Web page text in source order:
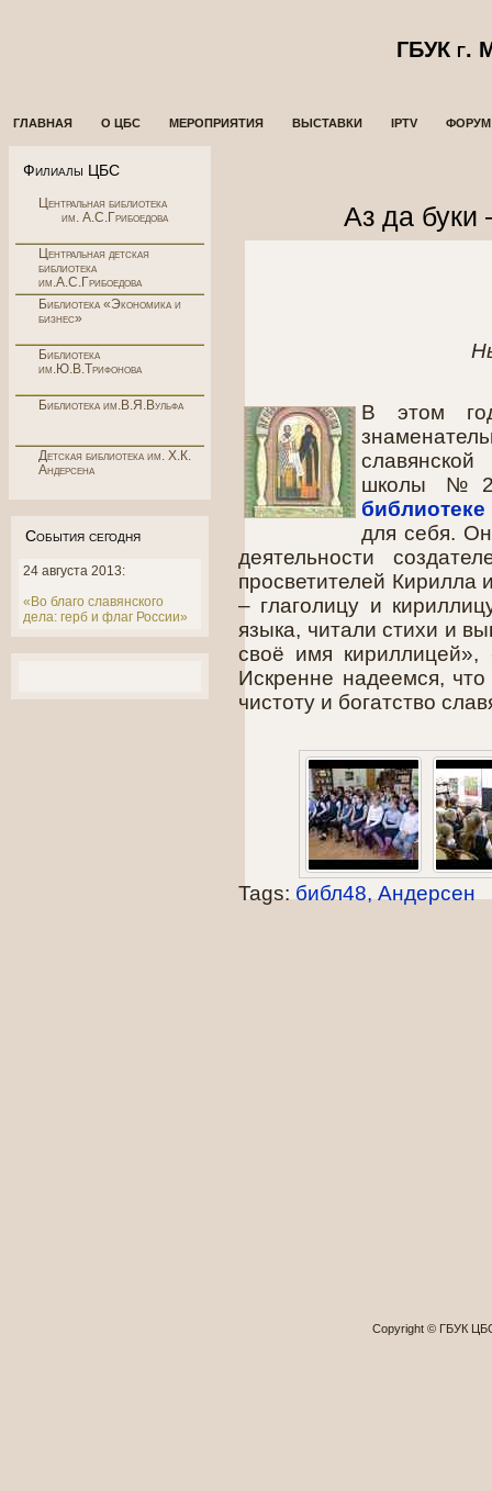
ГБУК г.
ГЛАВНАЯ О ЦБС МЕРОПРИЯТИЯ ВЫСТАВКИ IPTV ФОРУМ
Филиалы ЦБС
Центральная библиотека
им. А.С.Грибоедова
Центральная детская
библиотека
им.А.С.Грибоедова
Библиотека «Экономика и
бизнес»
Библиотека
им.Ю.В.Трифонова
Библиотека им.В.Я.Вульфа
Детская библиотека им. Х.К.
Андерсена
События сегодня
24 августа 2013:
«Во благо славянского
дела: герб и флаг России»
Аз да буки
В этом
школы
библиотеке
для себя.
деятельности
просветителей
– глаголицу и
языка, читали стихи и
своё имя
Искренне надеемся,
чистоту и богатство
Tags: библ48 Андерсен
Copyright © ГБУК